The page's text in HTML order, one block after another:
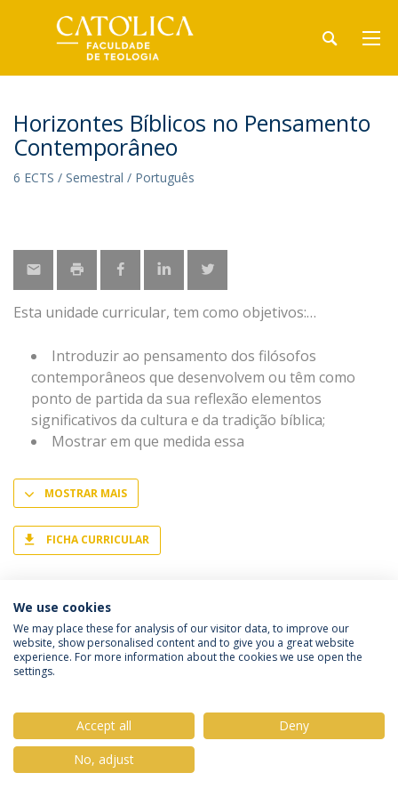
Horizontes Bíblicos no Pensamento
Contemporâneo
6 ECTS / Semestral / Português
Esta unidade curricular, tem como objetivos:
Introduzir ao pensamento dos filósofos
contemporâneos que desenvolvem ou têm como
ponto de partida da sua reflexão elementos
significativos da cultura e da tradição bíblica;
Mostrar em que medida essa
MOSTRAR MAIS
FICHA CURRICULAR
Política de Privacidade
Termos & Condições
© 2026 Universidade Católica Portuguesa
We use cookies
We may place these for analysis of our visitor data, to improve our
website, show personalised content and to give you a great website
experience. For more information about the cookies we use open the
settings.
Accept all
Deny
No, adjust